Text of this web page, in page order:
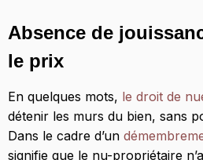
Absence de
le prix
En quelques mots, le droit de
détenir les murs du bien, sans
Dans le cadre d’un
signifie que le nu-propriétaire